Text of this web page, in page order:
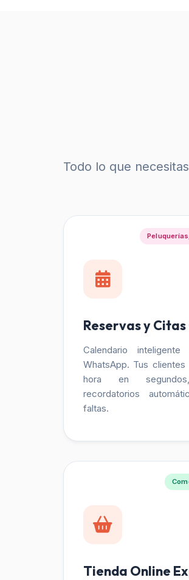
Todo lo que
Reservas y
Calendario
WhatsApp. Tus
hora en
recordatorios
faltas.
Tienda Online